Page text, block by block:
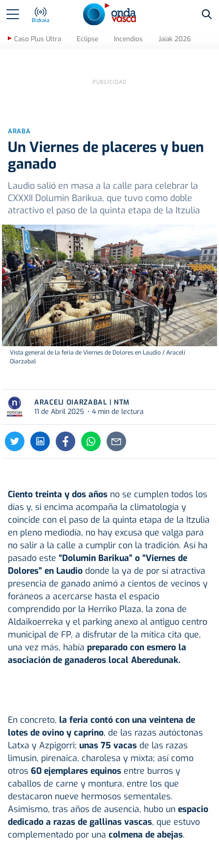
Bizkaia
Caso Plus Ultra Eclipse Incendios Jaiak 2026
ARABA
Un Viernes de placeres y buen
ganado
Laudio salió en masa a la calle para celebrar la
CXXXII Dolumin Barikua, que tuvo como doble
atractivo el paso de la quinta etapa de la Itzulia
Vista general de la feria de Viernes de Dolores en Laudio / Araceli
Oiarzabal
ARACELI OIARZABAL | NTM
11 de Abril 2025
4 min de lectura
Ciento treinta y dos años no se cumplen todos los
días y, si encima acompaña la climatología y
coincide con el paso de la quinta etapa de la Itzulia
en pleno mediodía, no hay excusa que valga para
no salir a la calle a cumplir con la tradición. Así ha
pasado este “Dolumin Barikua” o “Viernes de
Dolores” en Laudio donde la ya de por sí atractiva
presencia de ganado animó a cientos de vecinos y
foráneos a acercarse hasta el espacio
comprendido por la Herriko Plaza, la zona de
Aldaikoerreka y el parking anexo al antiguo centro
municipal de FP, a disfrutar de la mítica cita que,
una vez más, había preparado con esmero la
asociación de ganaderos local Aberedunak.
En concreto, la feria contó con una veintena de
lotes de ovino y caprino, de las razas autóctonas
Latxa y Azpigorri; unas 75 vacas de las razas
limusin, pirenaica, charolesa y mixta; así como
otros 60 ejemplares equinos entre burros y
caballos de carne y montura, entre los que
destacaron nueve hermosos sementales.
Asimismo, tras años de ausencia, hubo un espacio
dedicado a razas de gallinas vascas, que estuvo
complementado por una colmena de abejas.